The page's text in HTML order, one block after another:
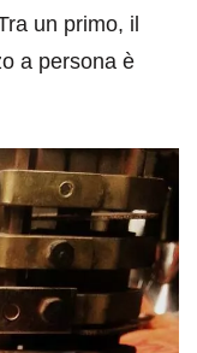
un primo, il
a persona è